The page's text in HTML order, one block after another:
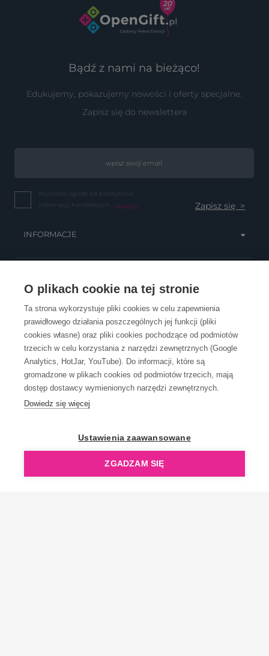
O plikach cookie na tej stronie
Ta strona wykorzystuje pliki cookies w celu zapewnienia
prawidłowego działania poszczególnych jej funkcji (pliki
cookies własne) oraz pliki cookies pochodzące od podmiotów
trzecich w celu korzystania z narzędzi zewnętrznych (Google
Analytics, HotJar, YouTube). Do informacji, które są
gromadzone w plikach cookies od podmiotów trzecich, mają
dostęp dostawcy wymienionych narzędzi zewnętrznych.
Dowiedz się więcej
Ustawienia zaawansowane
ZGADZAM SIĘ
Bądź z nami na bieżąco!
Edukujemy, pokazujemy nowości i oferty specjalne.
Zapisz się do newslettera
Wyrażam zgodę na przesyłanie
informacji handlowych... (więcej)
INFORMACJE
OBSŁUGA KLIENTA
KONTAKT
OpenGift jest częścią ReflectGroup.